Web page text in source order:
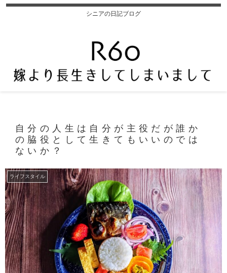
シニアの日記ブログ
自分の人生は自分が主役だが誰か
の脇役として生きてもいいのでは
ないか？
ライフスタイル